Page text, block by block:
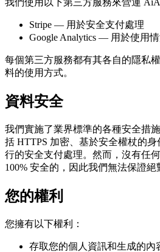
我們使用以下第三方服務來營運
Stripe — 用於安全支付處理
Google Analytics — 用於使用
每個第三方服務都有其各自的隱私
料的使用方式。
資料安全
我們實施了業界標準的各種安全措
括 HTTPS 加密、基於安全權杖的身
行的安全支付處理。然而，沒有任
100% 安全的，因此我們無法保證絕
您的權利
您擁有以下權利：
存取您的個人資訊和生成的內